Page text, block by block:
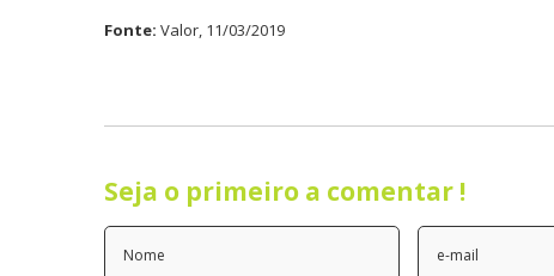
Fonte: Valor, 11/03/2019
Seja o primeiro a comentar !